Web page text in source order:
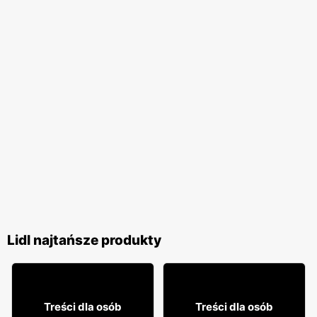
Lidl najtańsze produkty
22 99
Treści dla osób
19 99
Treści dla osób